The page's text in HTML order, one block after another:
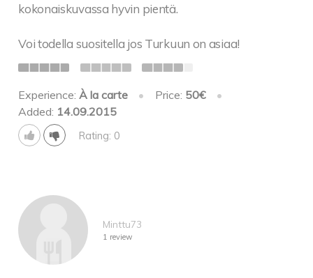
kokonaiskuvassa hyvin pientä.
Voi todella suositella jos Turkuun on asiaa!
Experience:À la carte • Price: 50€
•
Added: 14.09.2015
Rating: 0
Minttu73
1 review